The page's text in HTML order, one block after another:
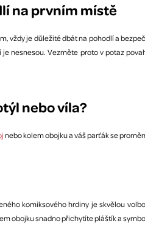
na prvním místě
vždy je důležité dbát na pohodlí a
nesnesou. Vezměte proto v potaz
nebo víla?
nebo kolem obojku a váš parťák se
komiksového hrdiny je skvělou
obojku snadno přichytíte pláštík a